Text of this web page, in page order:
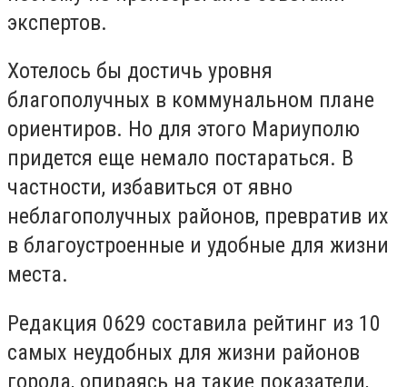
экспертов.
Хотелось бы достичь уровня
благополучных в коммунальном плане
ориентиров. Но для этого Мариуполю
придется еще немало постараться. В
частности, избавиться от явно
неблагополучных районов, превратив их
в благоустроенные и удобные для жизни
места.
Редакция 0629 составила рейтинг из 10
самых неудобных для жизни районов
города, опираясь на такие показатели,